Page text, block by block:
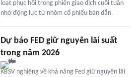
loạt phục hồi trong phiên giao dịch cuối tuần
nhờ động lực từ nhóm cổ phiếu bán dẫn.
Dự báo FED giữ nguyên lãi suất
trong năm 2026
KBSV nghiêng về khả năng Fed giữ nguyên lãi